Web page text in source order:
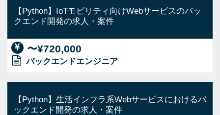
【Python】IoTモビリティ向けWebサービスのバッ
クエンド開発の求人・案件
〜¥720,000
バックエンドエンジニア
【Python】生活インフラ系Webサービスにおけるバ
ックエンド開発の求人・案件